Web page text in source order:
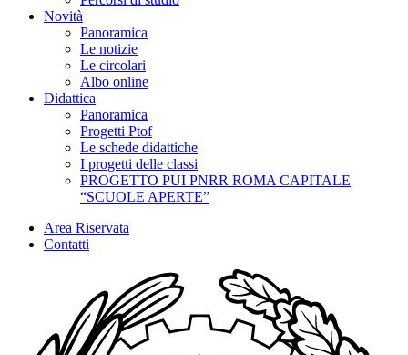
Novità
Panoramica
Le notizie
Le circolari
Albo online
Didattica
Panoramica
Progetti Ptof
Le schede didattiche
I progetti delle classi
PROGETTO PUI PNRR ROMA CAPITALE
“SCUOLE APERTE”
Area Riservata
Contatti